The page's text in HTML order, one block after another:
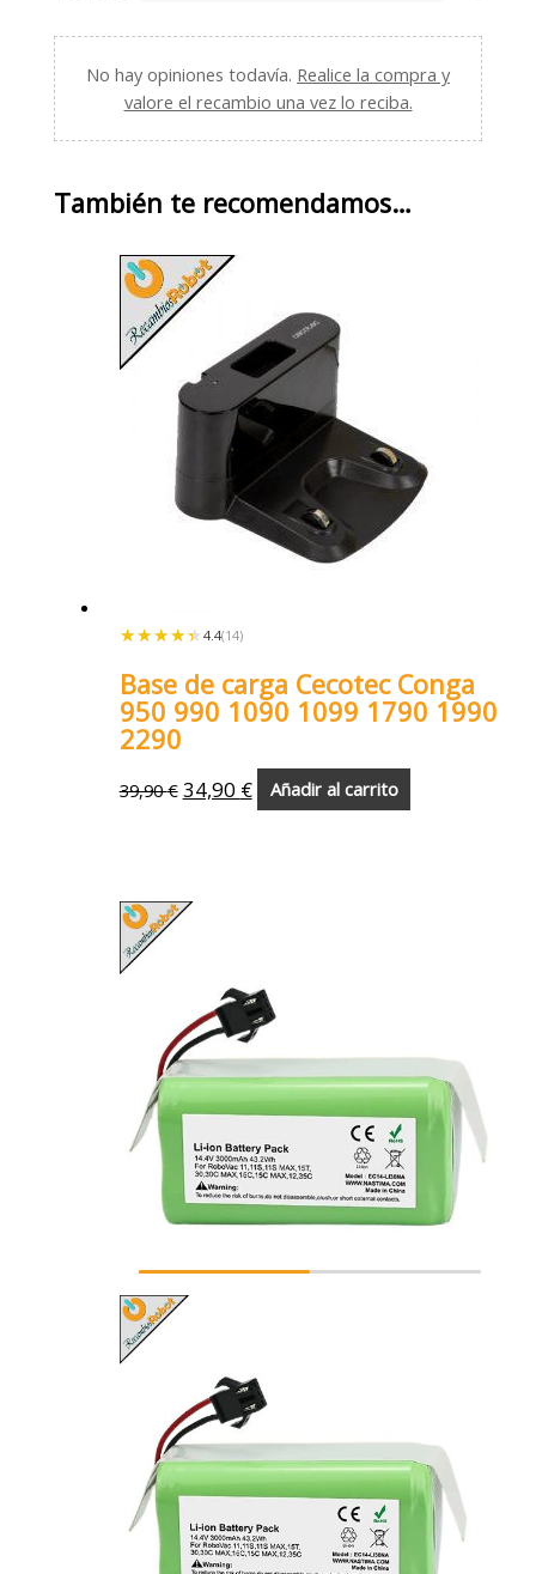
No hay opiniones todavía. Realice la compra y
valore el recambio una vez lo reciba.
También te recomendamos…
★★★★★
★★★★★ 4.4(14)
Base de carga Cecotec Conga
950 990 1090 1099 1790 1990
2290
39,90€ 34,90 € Añadir al carrito